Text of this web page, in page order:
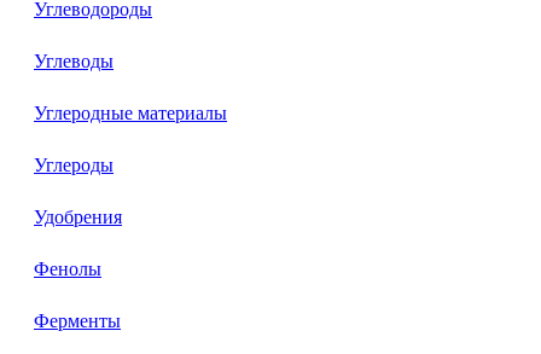
Углеводороды
Углеводы
Углеродные материалы
Углероды
Удобрения
Фенолы
Ферменты